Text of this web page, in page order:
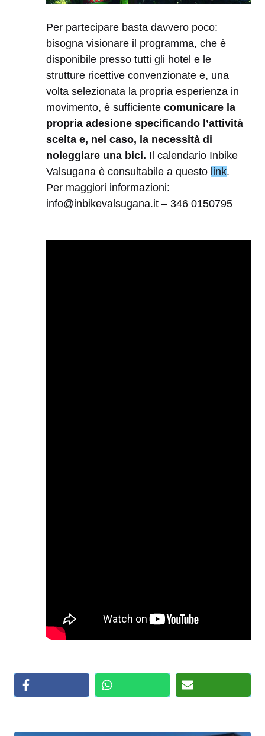
Per partecipare basta davvero poco:
bisogna visionare il programma, che è
disponibile presso tutti gli hotel e le
strutture ricettive convenzionate e, una
volta selezionata la propria esperienza in
movimento, è sufficiente comunicare la
propria adesione specificando l’attività
scelta e, nel caso, la necessità di
noleggiare una bici. Il calendario Inbike
Valsugana è consultabile a questo link.
Per maggiori informazioni:
info@inbikevalsugana.it – 346 0150795